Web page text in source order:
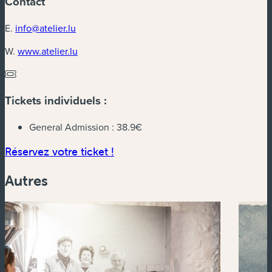
E. info@atelier.lu
W. www.atelier.lu
Tickets individuels :
General Admission : 38.9€
Réservez votre ticket !
Autres